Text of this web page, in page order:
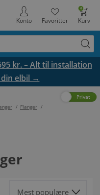
0
Kurv
Favoritter
Konto
kr. – Alt til installation
elbil →
/ Flanger /
Privat